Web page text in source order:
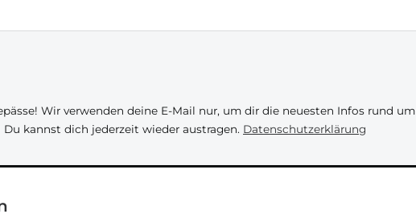
Wir verwenden deine E-Mail nur, um dir die neuesten Infos rund
kannst dich jederzeit wieder austragen. Datenschutzerklärung